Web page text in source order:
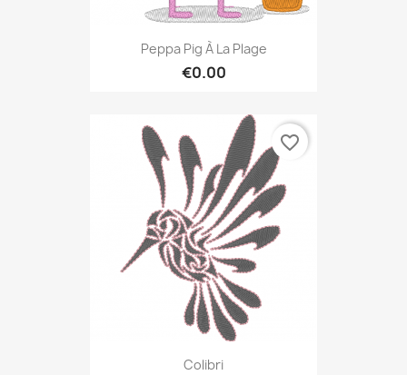
Peppa Pig À La Plage
€0.00
Colibri
favorite_border